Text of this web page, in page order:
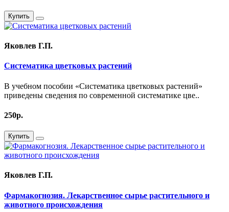
Купить
Яковлев Г.П.
Систематика цветковых растений
В учебном пособии «Систематика цветковых растений»
приведены сведения по современной систематике цве..
250р.
Купить
Яковлев Г.П.
Фармакогнозия. Лекарственное сырье растительного и
животного происхождения